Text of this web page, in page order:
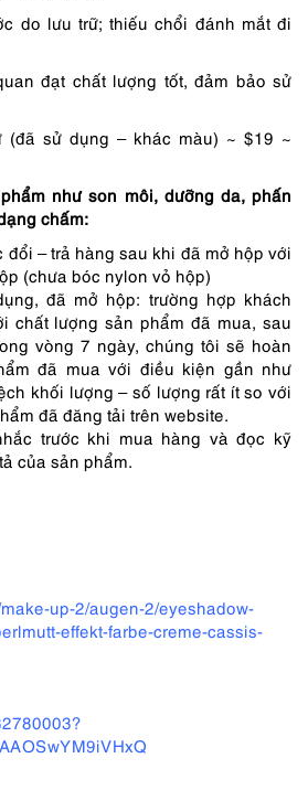
do lưu trữ; thiếu chổi đánh mắt đi
đạt chất lượng tốt, đảm bảo sử
(đã sử dụng – khác màu) ~ $19 ~
như son môi, dưỡng da, phấn
chấm:
– trả hàng sau khi đã mở hộp với
(chưa bóc nylon vỏ hộp)
đã mở hộp: trường hợp khách
chất lượng sản phẩm đã mua, sau
vòng 7 ngày, chúng tôi sẽ hoàn
đã mua với điều kiện gần như
khối lượng – số lượng rất ít so với
đã đăng tải trên website.
trước khi mua hàng và đọc kỹ
của sản phẩm.
up-2/augen-2/eyeshadow-
effekt-farbe-creme-cassis-